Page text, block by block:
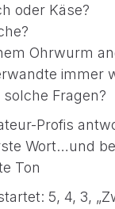
oder Käse?
Ohrwurm
immer
Fragen?
Profis
Wort…und
Ton
5, 4, 3,